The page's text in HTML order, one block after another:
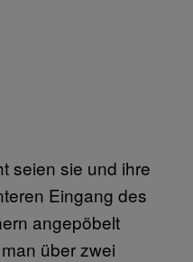
seien sie und ihre
Eingang des
angepöbelt
über zwei